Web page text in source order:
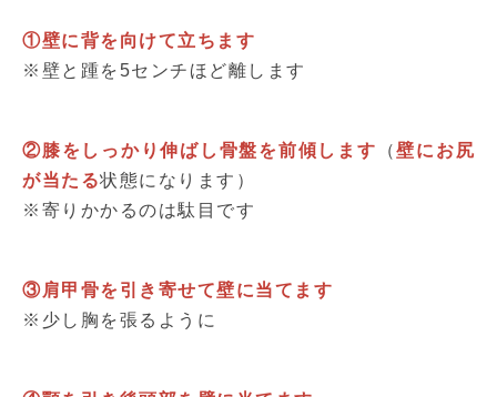
①壁に背を向けて立ちます
※壁と踵を5センチほど離します
②膝をしっかり伸ばし骨盤を前傾します （壁にお尻
が当たる状態になります）
※寄りかかるのは駄目です
③肩甲骨を引き寄せて壁に当てます
※少し胸を張るように